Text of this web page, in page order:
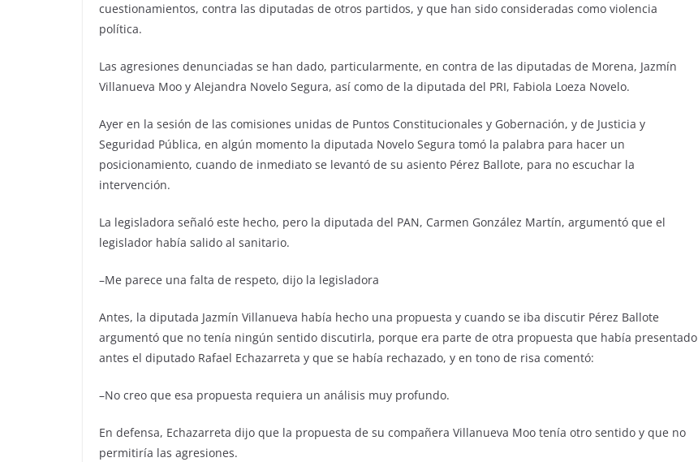
cuestionamientos, contra las diputadas de otros partidos, y que han sido consideradas como violencia
política.
Las agresiones denunciadas se han dado, particularmente, en contra de las diputadas de Morena, Jazmín
Villanueva Moo y Alejandra Novelo Segura, así como de la diputada del PRI, Fabiola Loeza Novelo.
Ayer en la sesión de las comisiones unidas de Puntos Constitucionales y Gobernación, y de Justicia y
Seguridad Pública, en algún momento la diputada Novelo Segura tomó la palabra para hacer un
posicionamiento, cuando de inmediato se levantó de su asiento Pérez Ballote, para no escuchar la
intervención.
La legisladora señaló este hecho, pero la diputada del PAN, Carmen González Martín, argumentó que el
legislador había salido al sanitario.
–Me parece una falta de respeto, dijo la legisladora
Antes, la diputada Jazmín Villanueva había hecho una propuesta y cuando se iba discutir Pérez Ballote
argumentó que no tenía ningún sentido discutirla, porque era parte de otra propuesta que había presentado
antes el diputado Rafael Echazarreta y que se había rechazado, y en tono de risa comentó:
–No creo que esa propuesta requiera un análisis muy profundo.
En defensa, Echazarreta dijo que la propuesta de su compañera Villanueva Moo tenía otro sentido y que no
permitiría las agresiones.